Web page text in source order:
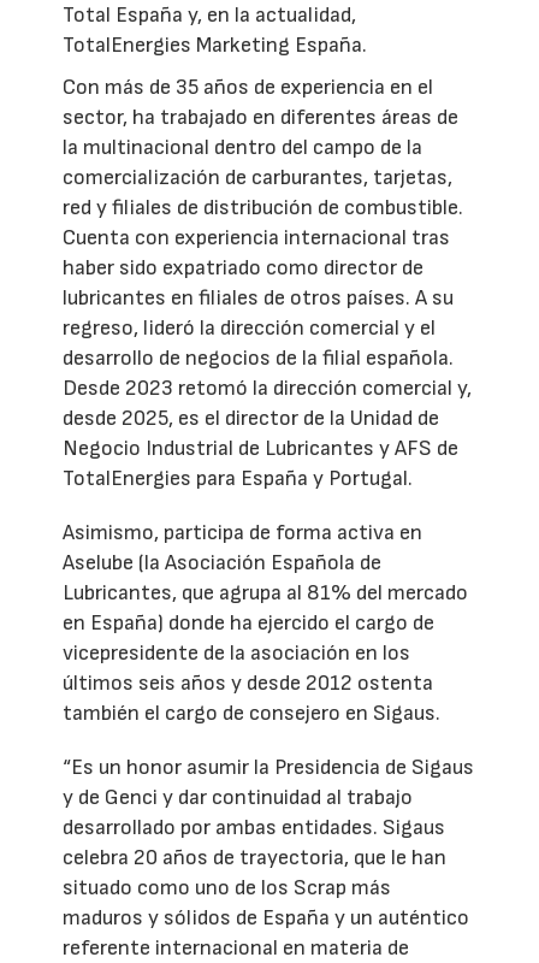
Total España y, en la actualidad,
TotalEnergies Marketing España.
Con más de 35 años de experiencia en el
sector, ha trabajado en diferentes áreas de
la multinacional dentro del campo de la
comercialización de carburantes, tarjetas,
red y filiales de distribución de combustible.
Cuenta con experiencia internacional tras
haber sido expatriado como director de
lubricantes en filiales de otros países. A su
regreso, lideró la dirección comercial y el
desarrollo de negocios de la filial española.
Desde 2023 retomó la dirección comercial y,
desde 2025, es el director de la Unidad de
Negocio Industrial de Lubricantes y AFS de
TotalEnergies para España y Portugal.
Asimismo, participa de forma activa en
Aselube (la Asociación Española de
Lubricantes, que agrupa al 81% del mercado
en España) donde ha ejercido el cargo de
vicepresidente de la asociación en los
últimos seis años y desde 2012 ostenta
también el cargo de consejero en Sigaus.
“Es un honor asumir la Presidencia de Sigaus
y de Genci y dar continuidad al trabajo
desarrollado por ambas entidades. Sigaus
celebra 20 años de trayectoria, que le han
situado como uno de los Scrap más
maduros y sólidos de España y un auténtico
referente internacional en materia de